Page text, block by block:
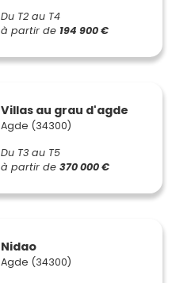
Du T2 au T4
à partir de 194 900 €
Villas au grau d'agde
Agde (34300)
Du T3 au T5
à partir de 370 000 €
Nidao
Agde (34300)